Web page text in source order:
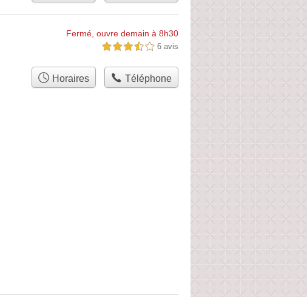
Fermé, ouvre demain à 8h30
3,5 étoiles sur 5 6 avis
Horaires Téléphone